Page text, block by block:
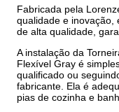
Fabricada pela
qualidade e inovação,
de alta qualidade,
A instalação da
Flexível Gray é
qualificado ou
fabricante. Ela é
pias de cozinha e